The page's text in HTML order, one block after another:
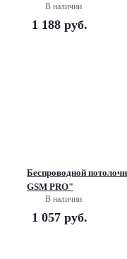
В наличии
1 188 руб.
Беспроводной
GSM PRO"
В наличии
1 057 руб.